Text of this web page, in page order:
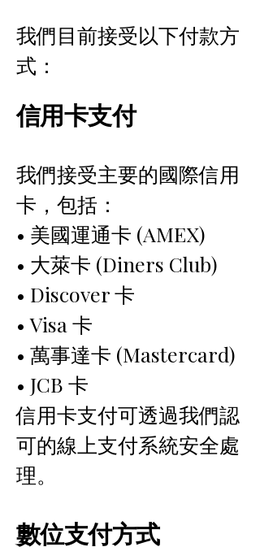
我們目前接受以下付款方
式：
信用卡支付
我們接受主要的國際信用
卡，包括：
• 美國運通卡 (AMEX)
• 大萊卡 (Diners Club)
• Discover 卡
• Visa 卡
• 萬事達卡 (Mastercard)
• JCB 卡
信用卡支付可透過我們認
可的線上支付系統安全處
理。
數位支付方式